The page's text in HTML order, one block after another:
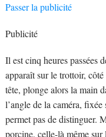
Passer la publicité
Publicité
Il est cinq heures passées
apparaît sur le trottoir,
tête, plonge alors la main
l’angle de la caméra,
permet pas de distinguer.
porcine, celle-là même